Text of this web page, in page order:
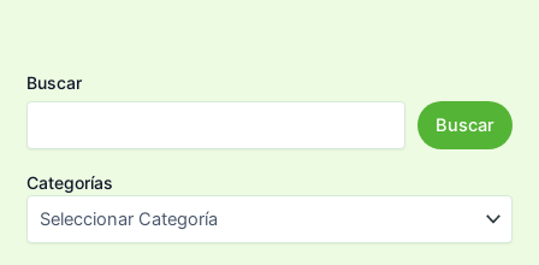
Buscar
Buscar
Categorías